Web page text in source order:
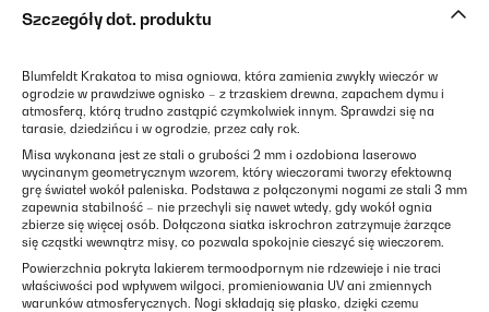
Szczegóły dot. produktu
Blumfeldt Krakatoa to misa ogniowa, która zamienia zwykły wieczór w
ogrodzie w prawdziwe ognisko – z trzaskiem drewna, zapachem dymu i
atmosferą, którą trudno zastąpić czymkolwiek innym. Sprawdzi się na
tarasie, dziedzińcu i w ogrodzie, przez cały rok.
Misa wykonana jest ze stali o grubości 2 mm i ozdobiona laserowo
wycinanym geometrycznym wzorem, który wieczorami tworzy efektowną
grę świateł wokół paleniska. Podstawa z połączonymi nogami ze stali 3 mm
zapewnia stabilność – nie przechyli się nawet wtedy, gdy wokół ognia
zbierze się więcej osób. Dołączona siatka iskrochron zatrzymuje żarzące
się cząstki wewnątrz misy, co pozwala spokojnie cieszyć się wieczorem.
Powierzchnia pokryta lakierem termoodpornym nie rdzewieje i nie traci
właściwości pod wpływem wilgoci, promieniowania UV ani zmiennych
warunków atmosferycznych. Nogi składają się płasko, dzięki czemu